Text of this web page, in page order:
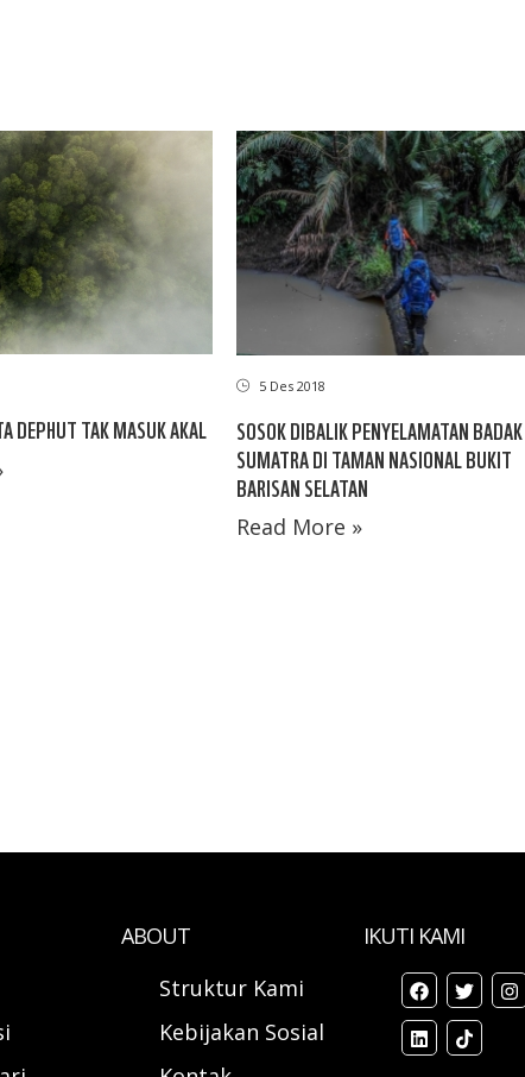
DEPHUT TAK MASUK AKAL
5 Des 2018
SOSOK DIBALIK PENYELAMATAN BADAK
SUMATRA DI TAMAN NASIONAL BUKIT
BARISAN SELATAN
Read More »
ABOUT
Struktur Kami
Kebijakan Sosial
IKUTI KAMI